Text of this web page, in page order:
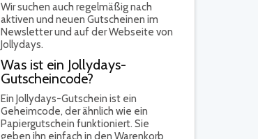
Wir suchen auch regelmäßig nach
aktiven und neuen Gutscheinen im
Newsletter und auf der Webseite von
Jollydays.
Was ist ein Jollydays-
Gutscheincode?
Ein Jollydays-Gutschein ist ein
Geheimcode, der ähnlich wie ein
Papiergutschein funktioniert. Sie
geben ihn einfach in den Warenkorb